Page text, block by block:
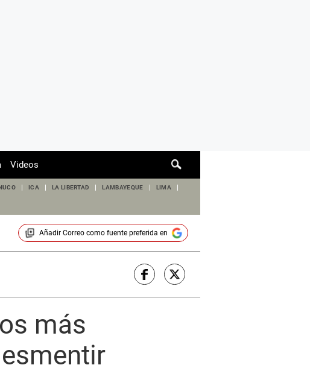
de
Videos
ICA LA LIBERTAD LAMBAYEQUE LIMA
Añadir Correocomo fuente preferida en
más